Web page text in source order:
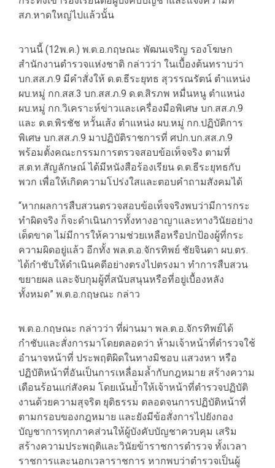
สภ.หาดใหญ่ไปแล้วนั้น
วานนี้ (12พ.ค.) พ.ต.อ.กฤษณะ พัฒนเจริญ รองโฆษก
สำนักงานตำรวจแห่งชาติ กล่าวว่า ในเบื้องต้นทราบว่า
บก.สส.ภ.9 มีคำสั่งให้ ด.ต.ธีระยุทธ สุวรรณรัตน์ ตำแหน่ง
ผบ.หมู่ กก.สส.3 บก.สส.ภ.9 ด.ต.สิรภพ หมื่นหนู ตำแหน่ง
ผบ.หมู่ กก.วิเคราะห์ข่าวและเครื่องมือพิเศษ บก.สส.ภ.9
และ ด.ต.พิรชัช หวั้นเส้ง ตำแหน่ง ผบ.หมู่ กก.ปฏิบัติการ
พิเศษ บก.สส.ภ.9 มาปฏิบัติราชการที่ ศปก.บก.สส.ภ.9
พร้อมตั้งคณะกรรมการตรวจสอบข้อเท็จจริง ตามที่
ส.ต.ท.สัญลักษณ์ ได้มีหนังสือร้องเรียน ด.ต.ธีระยุทธกับ
พวก เพื่อให้เกิดความโปร่งใสและตอบคำถามสังคมได้
“หากผลการสืบสวนตรวจสอบข้อเท็จจริงพบว่ามีการกระ
ทำผิดจริง ก็จะดำเนินการทั้งทางอาญาและทางวินัยอย่าง
เด็ดขาด ไม่มีการให้ความช่วยเหลือหรือปกป้องผู้ที่กระ
ความผิดอยู่แล้ว อีกทั้ง พล.ต.อ.จักรทิพย์ ชัยจินดา ผบ.ตร.
ได้กำชับให้ดำเนินคดีอย่างตรงไปตรงมา ทำการสืบสวน
ขยายผล และจับกุมผู้ที่สนับสนุนหรือที่อยู่เบื้องหลัง
ทั้งหมด” พ.ต.อ.กฤษณะ กล่าว
พ.ต.อ.กฤษณะ กล่าวว่า ที่ผ่านมา พล.ต.อ.จักรทิพย์ได้
กำชับและสั่งการมาโดยตลอดว่า ห้ามเจ้าหน้าที่ตำรวจใช้
อำนาจหน้าที่ ประพฤติผิดในทางมิชอบ แสวงหา หรือ
ปฏิบัติหน้าที่อันเป็นการเหลื่อมล้ำกับกฎหมาย สร้างความ
เดือนร้อนแก่สังคม โดยเน้นย้ำให้เจ้าหน้าที่ตำรวจปฏิบัติ
งานด้วยความสุจริต ยุติธรรม ตลอดจนการปฏิบัติหน้าที่
ตามกรอบของกฎหมาย และยังมีข้อสั่งการไปยังกอง
บัญชาการทุกภาคส่วนให้ผู้บังคับบัญชาควบคุม เสริม
สร้างความประพฤติและวินัยข้าราชการตำรวจ ทั้งเวลา
ราชการและนอกเวลาราชการ หากพบว่าตำรวจเป็นผู้